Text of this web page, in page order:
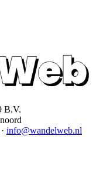
B.V.
· info@wandelweb.nl